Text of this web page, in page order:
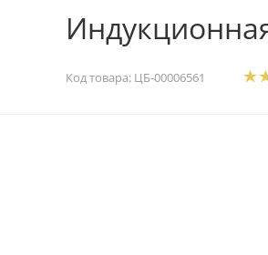
Код товара: ЦБ-00006561